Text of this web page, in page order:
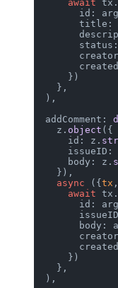
      await
id:
      })
    },
  ),
  addComment:
    z.
object ({
      id: z.
      body: z.
    }),
    async
({tx
      await
id:
body:
      })
    },
  ),